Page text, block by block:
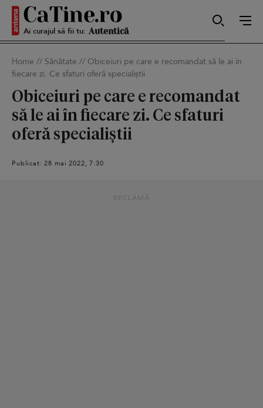
Ai curajul să fii tu: Sexy
Smart
Sensibilă
Home // Sănătate // Obiceiuri pe care e recomandat să le ai în
fiecare zi. Ce sfaturi oferă specialiștii
Obiceiuri pe care e recomandat
să le ai în fiecare zi. Ce sfaturi
oferă specialiștii
Publicat: 28 mai 2022, 7:30
RECLAMĂ